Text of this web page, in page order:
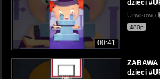
00:41
dzieci
Urwisowo
480p
dzieci